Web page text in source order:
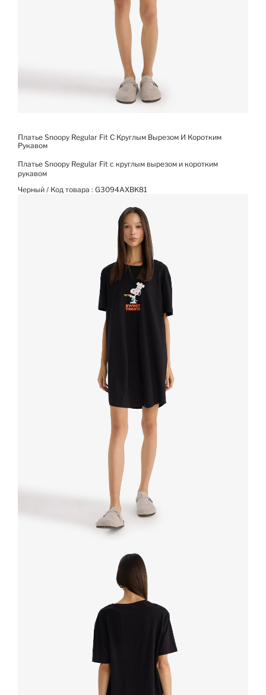
Платье Snoopy Regular Fit С Круглым Вырезом И Коротким
Рукавом
Платье Snoopy Regular Fit с круглым вырезом и коротким
рукавом
Черный / Код товара : G3094AXBK81